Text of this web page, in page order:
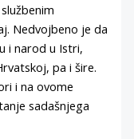
Nedvojbeno je da
i narod u Istri,
pa i šire.
i na ovome
sadašnjega